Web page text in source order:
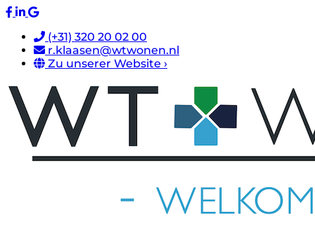
(+31) 320 20 02 00
r.klaasen@wtwonen.nl
Zu unserer Website ›